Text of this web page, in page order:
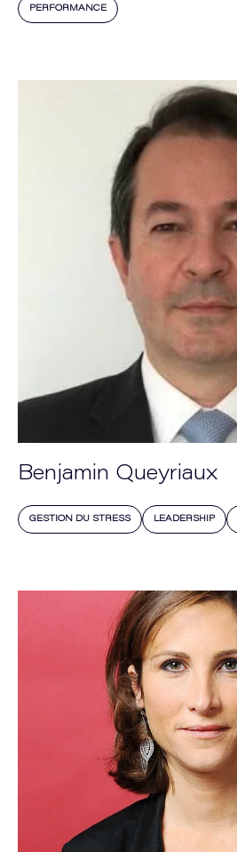
PERFORMANCE
Benjamin Queyriaux
GESTION DU STRESS LEADERSHIP